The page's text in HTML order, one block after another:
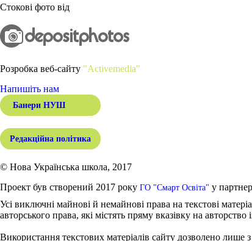
Стокові фото від
Розробка веб-сайту "Activemedia"
Напишіть нам
Банери НУШ
Редакційна політика
© Нова Українська школа, 2017
Проект був створений 2017 року ГО "Смарт Освіта" у
Усі виключні майнові й немайнові права на текстові
авторського права, які містять пряму вказівку на авторство
Використання текстових матеріалів сайту дозволено